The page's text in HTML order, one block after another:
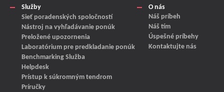
Služby
Sieť poradenských spoločností
Nástroj na vyhľadávanie ponúk
Preložené upozornenia
Laboratórium pre predkladanie ponúk
Benchmarking Služba
Helpdesk
Prístup k súkromným tendrom
Príručky
O nás
Náš príbeh
Náš tím
Úspešné príbehy
Kontaktujte nás